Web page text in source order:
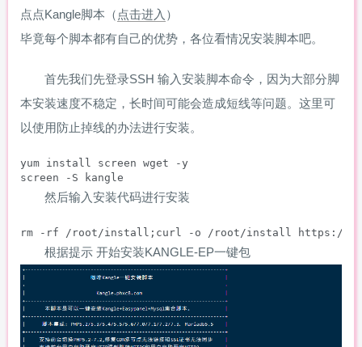
点点Kangle脚本（ 点击进入 ）
毕竟每个脚本都有自己的优势，各位看情况安装脚本吧。
首先我们先登录SSH 输入安装脚本命令，因为大部分脚
本安装速度不稳定，长时间可能会造成短线等问题。这里可
以使用防止掉线的办法进行安装。
yum install screen wget -y
screen -S kangle
然后输入安装代码进行安装
rm -rf /root/install;curl -o /root/install https://
根据提示 开始安装KANGLE-EP一键包